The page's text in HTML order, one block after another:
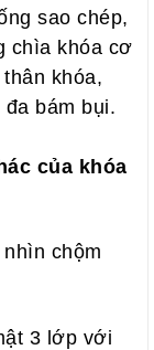
sao chép,
chìa khóa cơ
khóa,
bám bụi.
của khóa
chộm
3 lớp với